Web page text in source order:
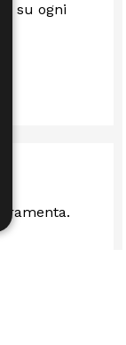
su ogni